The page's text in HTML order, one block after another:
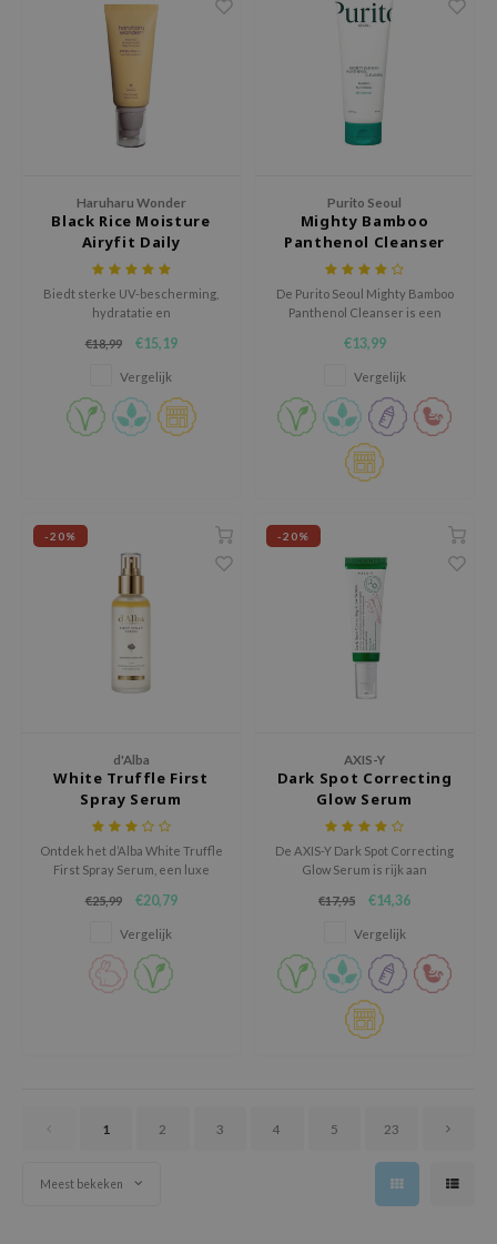
Republic
Mate
Haruharu Wonder
Black Rice Moisture
Airyfit Daily
Sunscreen
Biedt sterke UV-bescherming,
hydratatie en
dankzij de lichtgewicht formule
€18,99 €15,19
Vergelijk
Purito Seoul
Mighty Bamboo
Panthenol Cleanser
De Purito Seoul Mighty Bamboo
Panthenol Cleanser is een
reiniger met Koreaanse
die de huid zacht reinigt zonder
haar natuurlijke vochtbalans te
verstoren.
€13,99
Vergelijk
-20%
d'Alba
White Truffle First
Spray Serum
Ontdek het d’Alba White Truffle
First Spray Serum, een luxe
hydrateert, verheldert en een
frisse glow geeft.
€25,99 €20,79
Vergelijk
-20%
AXIS-Y
Dark Spot Correcting
Glow Serum
De AXIS-Y Dark Spot Correcting
Glow Serum is rijk aan
allemaal verhelderende
krachten hebben.
€17,95 €14,36
Vergelijk
1 2 3 4 5 23
Meest bekeken